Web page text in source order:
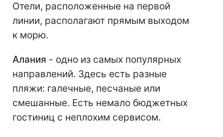
Отели, расположенные на первой
линии, располагают прямым выходом
к морю.
Алания - одно из самых популярных
направлений. Здесь есть разные
пляжи: галечные, песчаные или
смешанные. Есть немало бюджетных
гостиниц с неплохим сервисом.